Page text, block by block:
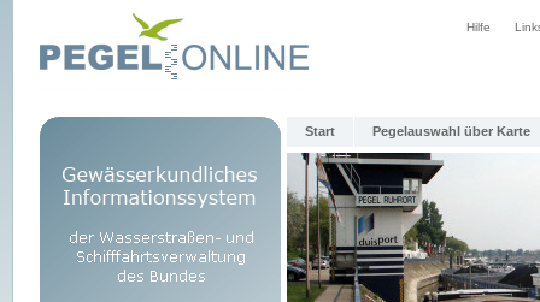
Hilfe
Start Pegelauswahl über Karte